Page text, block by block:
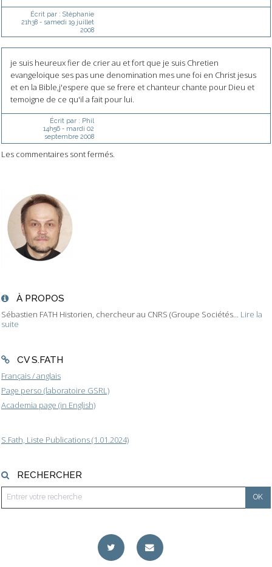
À PROPOS
Sébastien FATH Historien, chercheur au CNRS (Groupe Sociétés... Lire la
suite
CV S.FATH
Français / anglais
Page perso (laboratoire GSRL)
Academia page (in English)
S.Fath, Liste Publications (1.01.2024)
RECHERCHER
Écrit par : Stéphanie
21h38- samedi 19 juillet
2008
je suis heureux fier de crier au et fort que je suis Chretien
evangeloique ses pas une denomination mes une foi en Christ jesus
et en la Bible,j'espere que se frere et chanteur chante pour Dieu et
temoigne de ce qu'il a fait pour lui.
Écrit par : Phil
14h56- mardi 02
septembre 2008
Les commentaires sont fermés.